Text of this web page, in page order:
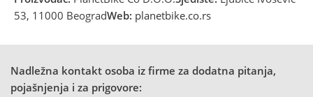
53, 11000 BeogradWeb: planetbike.co.rs
Nadležna kontakt osoba iz firme za dodatna pitanja,
pojašnjenja i za prigovore: